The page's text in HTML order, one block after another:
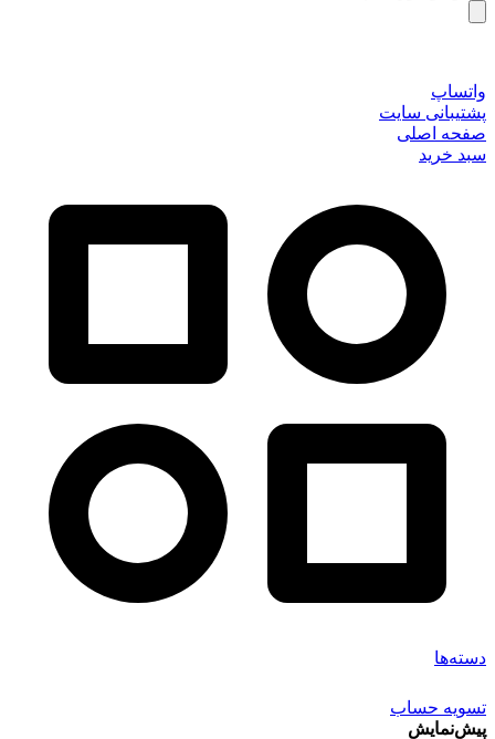
واتساپ
پشتیبانی سایت
صفحه اصلی
سبد خرید
دسته‌ها
تسویه حساب
پیش‌نمایش